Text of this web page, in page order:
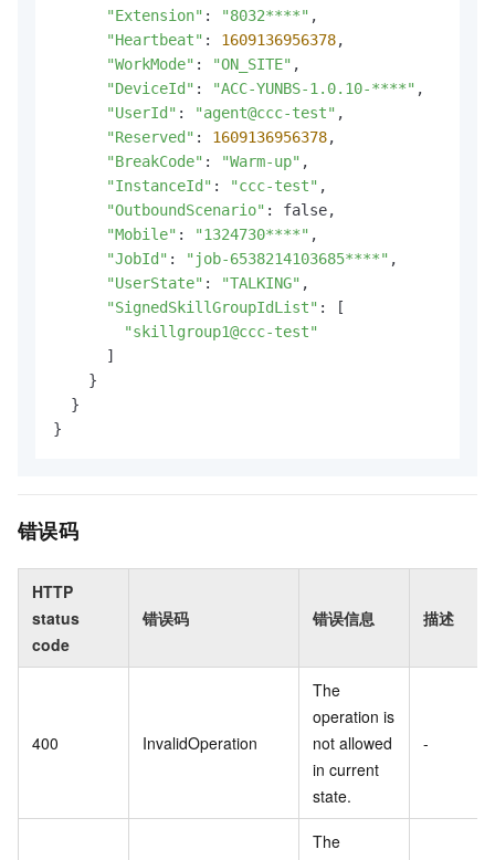
"Extension" : "8032****" ,
"Heartbeat" : 1609136956378,
"WorkMode" : "ON_SITE" ,
"DeviceId" : "ACC-YUNBS-1.0.10-****" ,
"UserId" : "agent@ccc-test" ,
"Reserved" : 1609136956378,
"BreakCode" : "Warm-up" ,
"InstanceId" : "ccc-test" ,
"OutboundScenario" : false,
"Mobile" : "1324730****" ,
"JobId" : "job-6538214103685****" ,
"UserState" : "TALKING" ,
"SignedSkillGroupIdList" : [
"skillgroup1@ccc-test"
      ]
    }
  }
}
错误码
HTTP
status
code
错误码 错误信息 描述
400 InvalidOperation
The
operation is
not allowed
in current
state.
-
The